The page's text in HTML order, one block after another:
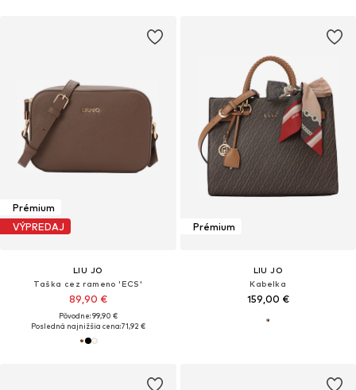
Prémium
VÝPREDAJ
LIU JO
Taška cez rameno 'ECS'
89,90 €
Pôvodne: 99,90 €
Posledná najnižšia cena:71,92 €
Prémium
LIU JO
Kabelka
159,00 €